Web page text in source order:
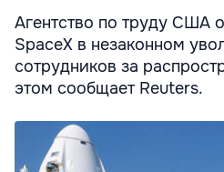
Агентство по труду США
SpaceX в незаконном
сотрудников за
этом сообщает Reuters.